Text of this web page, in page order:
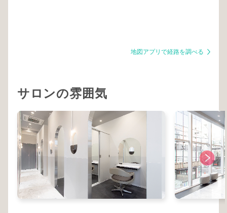
地図アプリで経路を調べる
サロンの雰囲気